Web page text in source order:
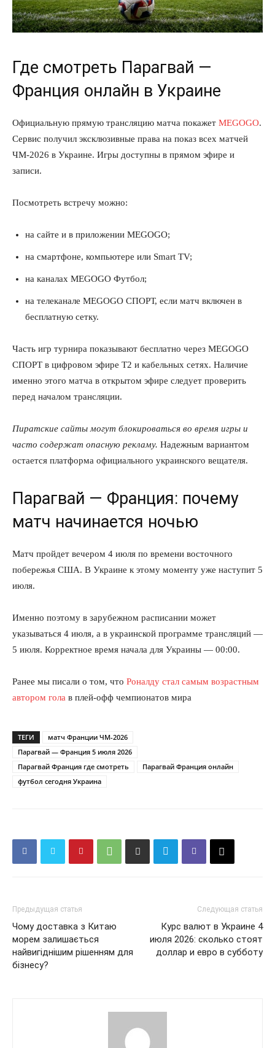
КавПолит
Где смотреть Парагвай —
Франция онлайн в Украине
Официальную прямую трансляцию матча покажет MEGOGO.
Сервис получил эксклюзивные права на показ всех матчей
ЧМ-2026 в Украине. Игры доступны в прямом эфире и
записи.
Посмотреть встречу можно:
на сайте и в приложении MEGOGO;
на смартфоне, компьютере или Smart TV;
на каналах MEGOGO Футбол;
на телеканале MEGOGO СПОРТ, если матч включен в
бесплатную сетку.
Часть игр турнира показывают бесплатно через MEGOGO
СПОРТ в цифровом эфире Т2 и кабельных сетях. Наличие
именно этого матча в открытом эфире следует проверить
перед началом трансляции.
Пиратские сайты могут блокироваться во время игры и
часто содержат опасную рекламу. Надежным вариантом
остается платформа официального украинского вещателя.
Парагвай — Франция: почему
матч начинается ночью
Матч пройдет вечером 4 июля по времени восточного
побережья США. В Украине к этому моменту уже наступит 5
июля.
Именно поэтому в зарубежном расписании может
указываться 4 июля, а в украинской программе трансляций —
5 июля. Корректное время начала для Украины — 00:00.
Ранее мы писали о том, что Роналду стал самым возрастным
автором гола в плей-офф чемпионатов мира
ТЕГИ
матч Франции ЧМ-2026
Парагвай — Франция 5 июля 2026
Парагвай Франция где смотреть
Парагвай Франция онлайн
футбол сегодня Украина
Предыдущая статья
Чому доставка з Китаю
морем залишається
найвигіднішим рішенням для
бізнесу?
Следующая статья
Курс валют в Украине 4
июля 2026: сколько стоят
доллар и евро в субботу